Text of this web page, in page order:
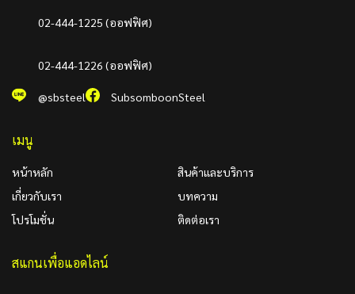
02-444-1225 (ออฟฟิศ)
02-444-1226 (ออฟฟิศ)
@sbsteel SubsomboonSteel
เมนู
หน้าหลัก
เกี่ยวกับเรา
โปรโมชั่น
สินค้าและบริการ
บทความ
ติดต่อเรา
สแกนเพื่อแอดไลน์